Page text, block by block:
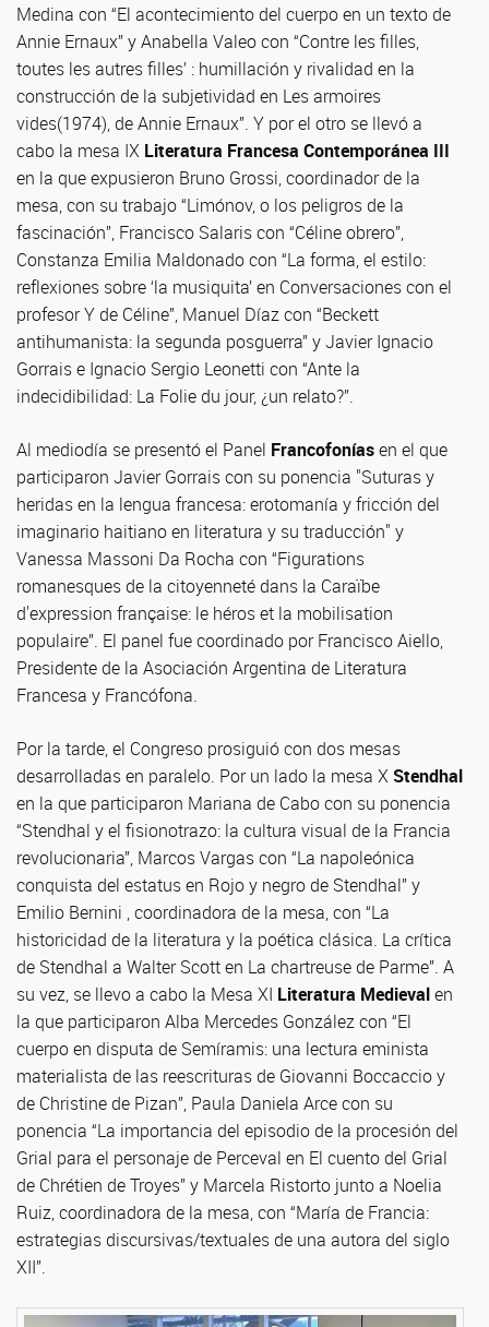
Medina con “El acontecimiento del cuerpo en un texto de
Annie Ernaux” y Anabella Valeo con “Contre les filles,
toutes les autres filles’ : humillación y rivalidad en la
construcción de la subjetividad en Les armoires
vides(1974), de Annie Ernaux”. Y por el otro se llevó a
cabo la mesa IX Literatura Francesa Contemporánea III
en la que expusieron Bruno Grossi, coordinador de la
mesa, con su trabajo “Limónov, o los peligros de la
fascinación”, Francisco Salaris con “Céline obrero”,
Constanza Emilia Maldonado con “La forma, el estilo:
reflexiones sobre ‘la musiquita’ en Conversaciones con el
profesor Y de Céline”, Manuel Díaz con “Beckett
antihumanista: la segunda posguerra” y Javier Ignacio
Gorrais e Ignacio Sergio Leonetti con “Ante la
indecidibilidad: La Folie du jour, ¿un relato?”.
Al mediodía se presentó el Panel Francofoníasen el que
participaron Javier Gorrais con su ponencia "Suturas y
heridas en la lengua francesa: erotomanía y fricción del
imaginario haitiano en literatura y su traducción" y
Vanessa Massoni Da Rocha con “Figurations
romanesques de la citoyenneté dans la Caraïbe
d'expression française: le héros et la mobilisation
populaire”. El panel fue coordinado por Francisco Aiello,
Presidente de la Asociación Argentina de Literatura
Francesa y Francófona.
Por la tarde, el Congreso prosiguió con dos mesas
desarrolladas en paralelo. Por un lado la mesa X Stendhal
en la que participaron Mariana de Cabo con su ponencia
“Stendhal y el fisionotrazo: la cultura visual de la Francia
revolucionaria”, Marcos Vargas con “La napoleónica
conquista del estatus en Rojo y negro de Stendhal” y
Emilio Bernini , coordinadora de la mesa, con “La
historicidad de la literatura y la poética clásica. La crítica
de Stendhal a Walter Scott en La chartreuse de Parme”. A
su vez, se llevo a cabo la Mesa XI Literatura Medievalen
la que participaron Alba Mercedes González con “El
cuerpo en disputa de Semíramis: una lectura eminista
materialista de las reescrituras de Giovanni Boccaccio y
de Christine de Pizan”, Paula Daniela Arce con su
ponencia “La importancia del episodio de la procesión del
Grial para el personaje de Perceval en El cuento del Grial
de Chrétien de Troyes” y Marcela Ristorto junto a Noelia
Ruiz, coordinadora de la mesa, con “María de Francia:
estrategias discursivas/textuales de una autora del siglo
XII”.